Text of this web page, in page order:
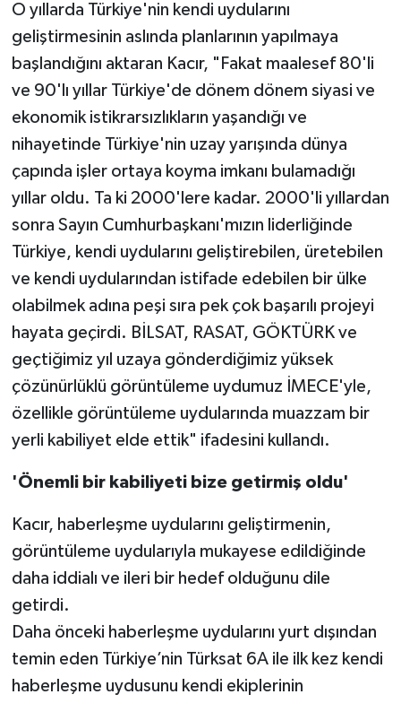
O yıllarda Türkiye'nin kendi uydularını
geliştirmesinin aslında planlarının yapılmaya
başlandığını aktaran Kacır, "Fakat maalesef 80'li
ve 90'lı yıllar Türkiye'de dönem dönem siyasi ve
ekonomik istikrarsızlıkların yaşandığı ve
nihayetinde Türkiye'nin uzay yarışında dünya
çapında işler ortaya koyma imkanı bulamadığı
yıllar oldu. Ta ki 2000'lere kadar. 2000'li yıllardan
sonra Sayın Cumhurbaşkanı'mızın liderliğinde
Türkiye, kendi uydularını geliştirebilen, üretebilen
ve kendi uydularından istifade edebilen bir ülke
olabilmek adına peşi sıra pek çok başarılı projeyi
hayata geçirdi. BİLSAT, RASAT, GÖKTÜRK ve
geçtiğimiz yıl uzaya gönderdiğimiz yüksek
çözünürlüklü görüntüleme uydumuz İMECE'yle,
özellikle görüntüleme uydularında muazzam bir
yerli kabiliyet elde ettik" ifadesini kullandı.
'Önemli bir kabiliyeti bize getirmiş oldu'
Kacır, haberleşme uydularını geliştirmenin,
görüntüleme uydularıyla mukayese edildiğinde
daha iddialı ve ileri bir hedef olduğunu dile
getirdi.
Daha önceki haberleşme uydularını yurt dışından
temin eden Türkiye’nin Türksat 6A ile ilk kez kendi
haberleşme uydusunu kendi ekiplerinin